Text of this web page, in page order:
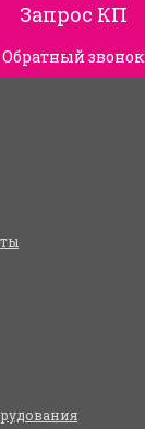
Запрос КП
Обратный звонок